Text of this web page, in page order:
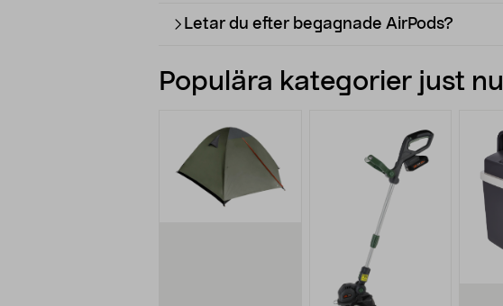
Letar du efter begagnade AirPods?
Populära kategorier just nu